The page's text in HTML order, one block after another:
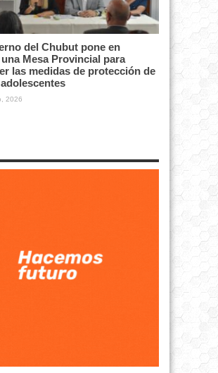
del Chubut pone en
Mesa Provincial para
las medidas de protección de
2026